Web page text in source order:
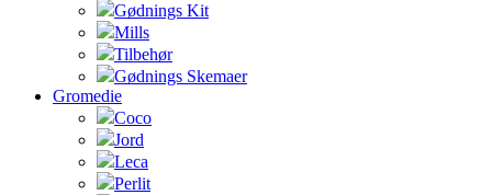
Gødnings Kit
Mills
Tilbehør
Gødnings Skemaer
Gromedie
Coco
Jord
Leca
Perlit